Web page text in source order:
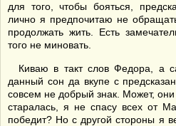
для того, чтобы бояться,
лично я предпочитаю не
продолжать жить. Есть
того не миновать.
Киваю в такт слов Федора, а
данный сон да вкупе с
совсем не добрый знак. Может,
старалась, я не спасу всех от
победит? Но с другой стороны я